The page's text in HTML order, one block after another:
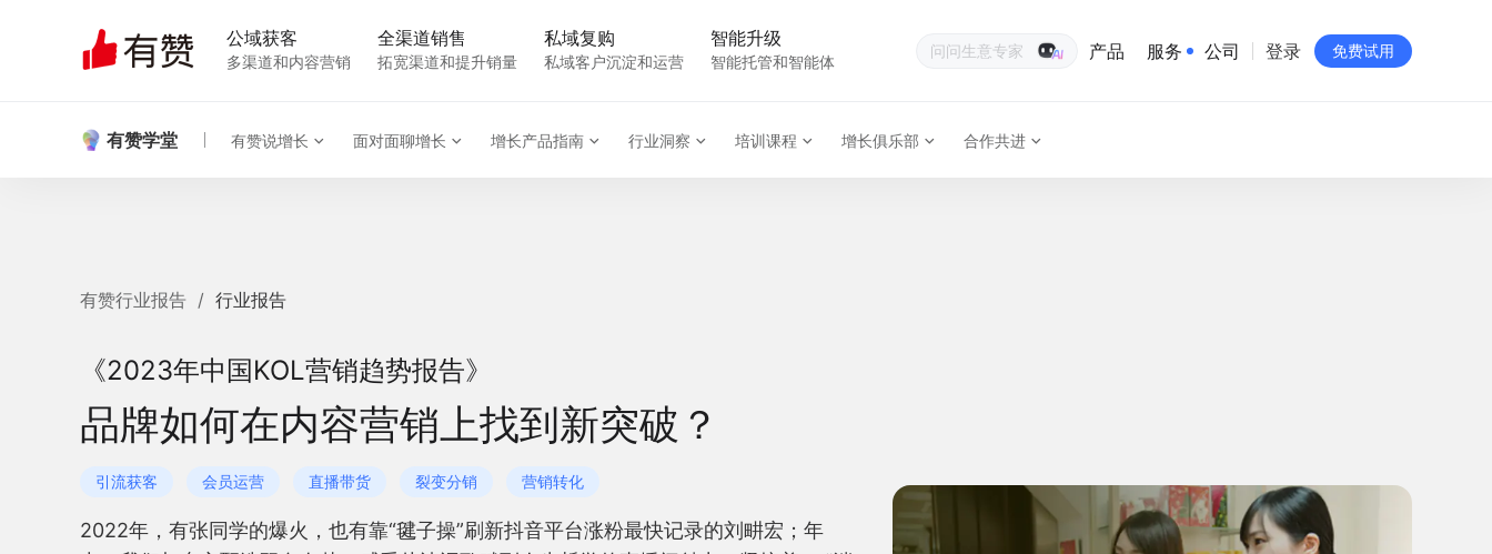
公域获客
多渠道和内容营销
全渠道销售
拓宽渠道和提升销量
私域复购
私域客户沉淀和运营
智能升级
智能托管和智能体
生意专家
产品 服务 公司 登录 免费试用
有赞学堂 有赞说增长 面对面聊增长 增长产品指南 行业洞察 培训课程 增长俱乐部 合作共进
有赞行业报告 / 行业报告
《2023年中国KOL营销趋势报告》
品牌如何在内容营销上找到新突破？
引流获客 会员运营 直播带货 裂变分销 营销转化
2022年，有张同学的爆火，也有靠“毽子操”刷新抖音平台涨粉最快记录的刘畊宏；年